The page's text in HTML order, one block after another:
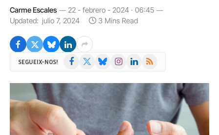
Carme Escales
22 - febrero - 2024 · 06:45
Updated: julio 7, 2024 3 Mins Read
SEGUEIX-NOS! Facebook BlueskyInstagramLinkedIn
RSS